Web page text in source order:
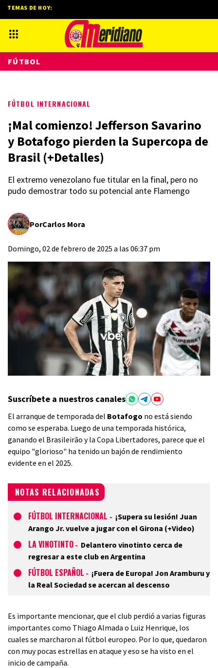
FÚTBOL INTERNACIONAL
¡Mal comienzo! Jefferson Savarino
y Botafogo pierden la Supercopa de
Brasil (+Detalles)
El extremo venezolano fue titular en la final, pero no
pudo demostrar todo su potencial ante Flamengo
PorCarlos Mora
Domingo, 02 de febrero de 2025 a las 06:37 pm
Suscríbete a nuestros canales
El arranque de temporada del Botafogo no está siendo
como se esperaba. Luego de una temporada histórica,
ganando el Brasileirão y la Copa Libertadores, parece que el
equipo "glorioso" ha tenido un bajón de rendimiento
evidente en el 2025.
NOTAS RELACIONADAS
FÚTBOL INTERNACIONAL - ¡Supera su lesión! Juan
Arango Jr. vuelve a jugar con el Girona (+Video)
LA VINOTINTO - Delantero vinotinto cerca de
regresar a este club en Argentina
FÚTBOL ESPAÑOL - ¡Fuera de Europa! Jon Aramburu y
la Real Sociedad se acercan al descenso
Es importante mencionar, que el club perdió a varias figuras
importantes como Thiago Almada o Luiz Henrique, los
cuales se marcharon al fútbol europeo. Por lo que, quedaron
con muy pocas estrellas en ataque y eso se ha visto en el
inicio de campaña.
TEMAS DE HOY:
FÚTBOL